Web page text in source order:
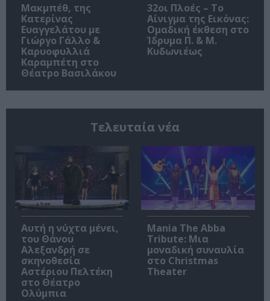
Μακμπέθ, της
Κατερίνας
Ευαγγελάτου με
Γιώργο Γάλλο &
Καρυοφυλλιά
Καραμπέτη στο
Θέατρο Βασιλάκου
32οι Πλοές – Το
Αίνιγμα της Εικόνας:
Ομαδική έκθεση στο
Ίδρυμα Π. & Μ.
Κυδωνιέως
Τελευταία νέα
Αυτή η νύχτα μένει,
του Θάνου
Αλεξανδρή σε
σκηνοθεσία
Αστέριου Πελτέκη
στο Θέατρο
Ολύμπια
Mania The Abba
Tribute: Μια
μοναδική συναυλία
στο Christmas
Theater